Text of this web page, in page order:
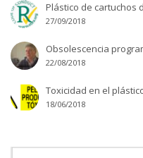
Plástico de cartuchos
27/09/2018
Obsolescencia
22/08/2018
Toxicidad en el
18/06/2018